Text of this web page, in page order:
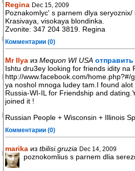
Regina Dec 15, 2009
Poznakomlyc' s parnem dlya seryoznix/
Krasivaya, visokaya blondinka.
Zvonite: 347 204 3819. Regina
Комментарии (0)
Mr Ilya из Mequon WI USA отправить
Ishtu dru3ey looking for friends idity na
http://www.facebook.com/
ya noshol mnoga ludey tam.I found
Russia-WI-IL for Friendship and
joined it !
Russian People + Wisconsin + Illinois
Комментарии (0)
marika из tbilisi.gruzia Dec 14, 2009
poznokomlius s parnem dlia